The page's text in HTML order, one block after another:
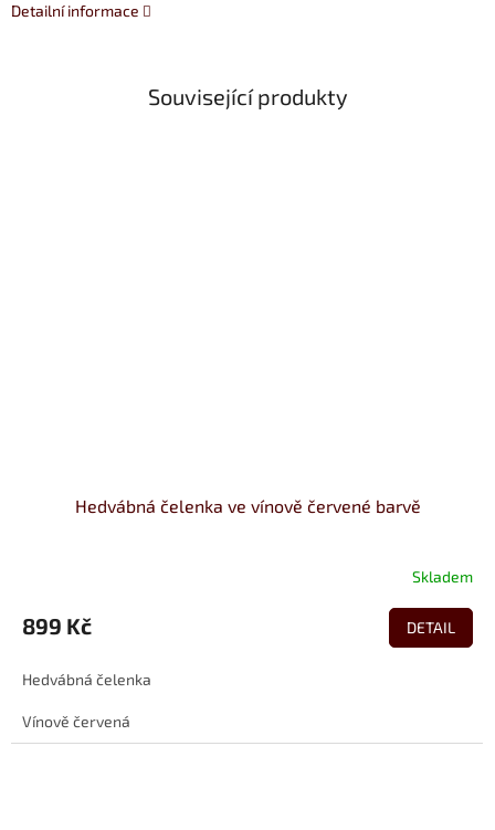
Detailní informace
Související produkty
Hedvábná čelenka ve vínově červené barvě
Skladem
899 Kč DETAIL
Hedvábná čelenka
Vínově červená